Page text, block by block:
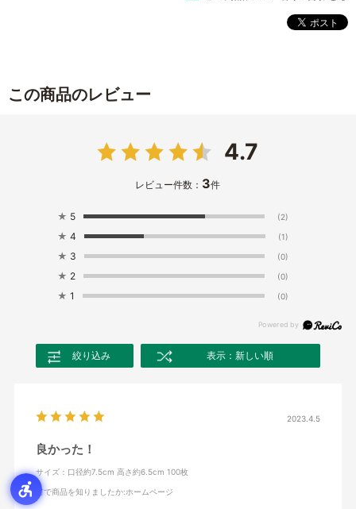
この商品のレビュー
4.7
レビュー件数： 3件
★ 5 (2)
★ 4 (1)
★ 3 (0)
★ 2 (0)
★ 1 (0)
絞り込み 表示：新しい順
2023.4.5
良かった！
サイズ：口径約7.5cm 高さ約6.5cm 100枚
何で商品を知りましたか:ホームページ